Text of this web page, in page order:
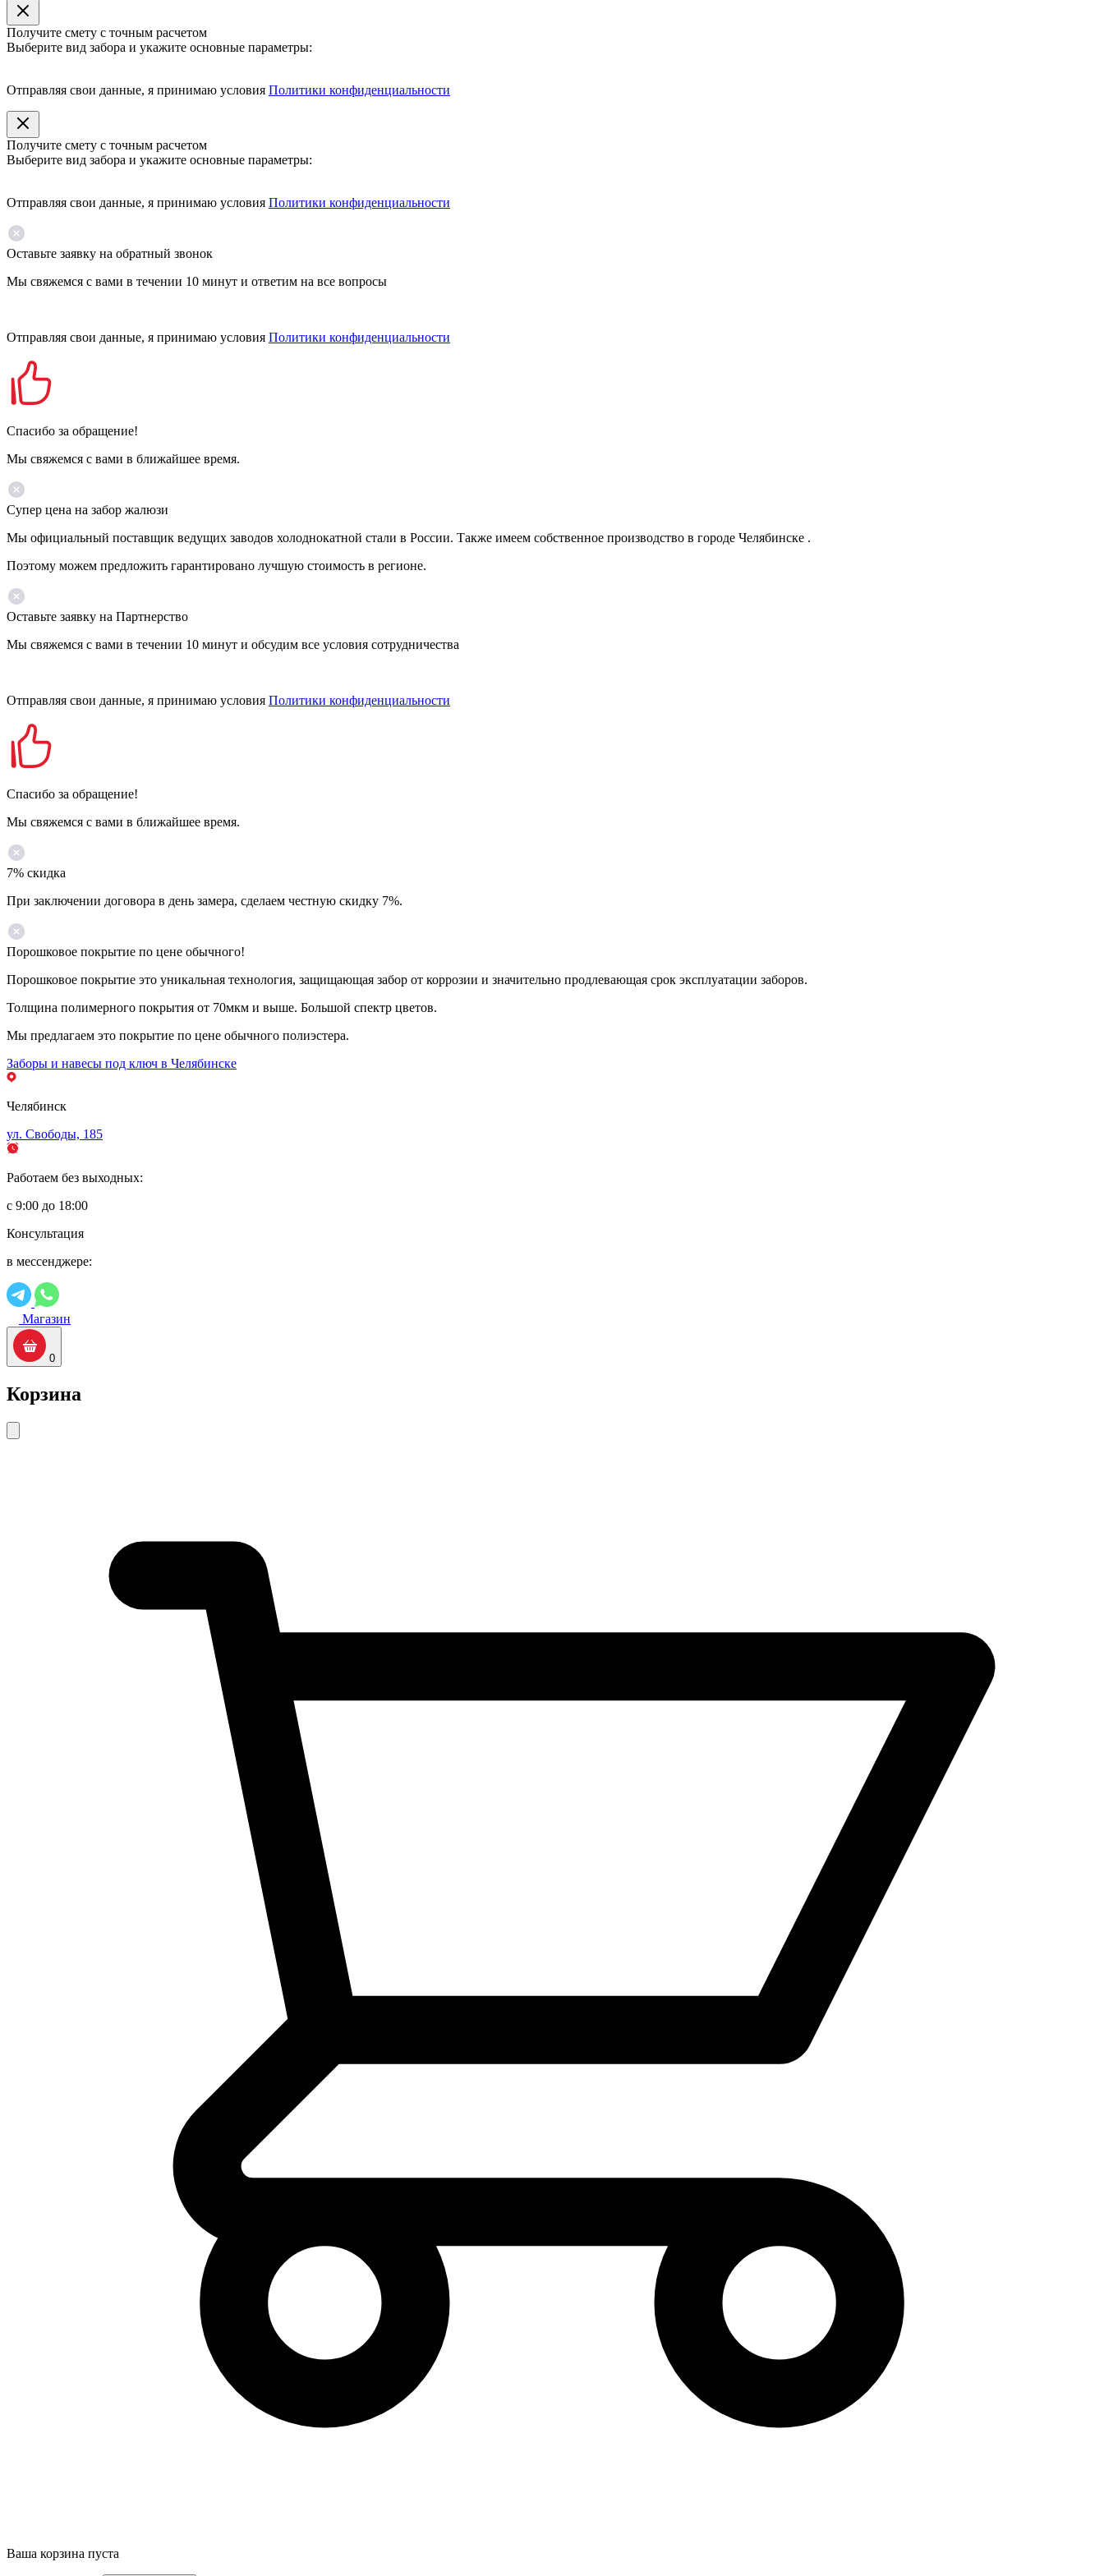
Получите смету с точным расчетом
Выберите вид забора и укажите основные параметры:
Отправляя свои данные, я принимаю условия Политики конфиденциальности
Получите смету с точным расчетом
Выберите вид забора и укажите основные параметры:
Отправляя свои данные, я принимаю условия Политики конфиденциальности
Оставьте заявку на обратный звонок
Мы свяжемся с вами в течении 10 минут и ответим на все вопросы
Отправляя свои данные, я принимаю условия Политики конфиденциальности
Спасибо за обращение!
Мы свяжемся с вами в ближайшее время.
Супер цена на забор жалюзи
Мы официальный поставщик ведущих заводов холоднокатной стали в России. Также имеем собственное производство в городе Челябинске .
Поэтому можем предложить гарантировано лучшую стоимость в регионе.
Оставьте заявку на Партнерство
Мы свяжемся с вами в течении 10 минут и обсудим все условия сотрудничества
Отправляя свои данные, я принимаю условия Политики конфиденциальности
Спасибо за обращение!
Мы свяжемся с вами в ближайшее время.
7% скидка
При заключении договора в день замера, сделаем честную скидку 7%.
Порошковое покрытие по цене обычного!
Порошковое покрытие это уникальная технология, защищающая забор от коррозии и значительно продлевающая срок эксплуатации заборов.
Толщина полимерного покрытия от 70мкм и выше. Большой спектр цветов.
Мы предлагаем это покрытие по цене обычного полиэстера.
Заборы и навесы под ключ в Челябинске
Челябинск
ул. Свободы, 185
Работаем без выходных:
с 9:00 до 18:00
Консультация
в мессенджере:
Магазин
0
Корзина
Ваша корзина пуста